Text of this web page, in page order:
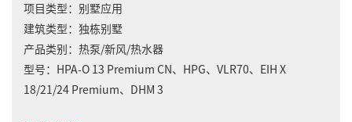
项目类型： 别墅应用
建筑类型： 独栋别墅
产品类别： 热泵/新风/热水器
型号：
HPA-O 13 Premium CN、HPG、VLR70、EIH X
18/21/24 Premium、DHM 3